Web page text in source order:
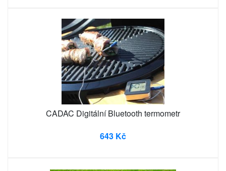
CADAC Digitální Bluetooth termometr
643 Kč